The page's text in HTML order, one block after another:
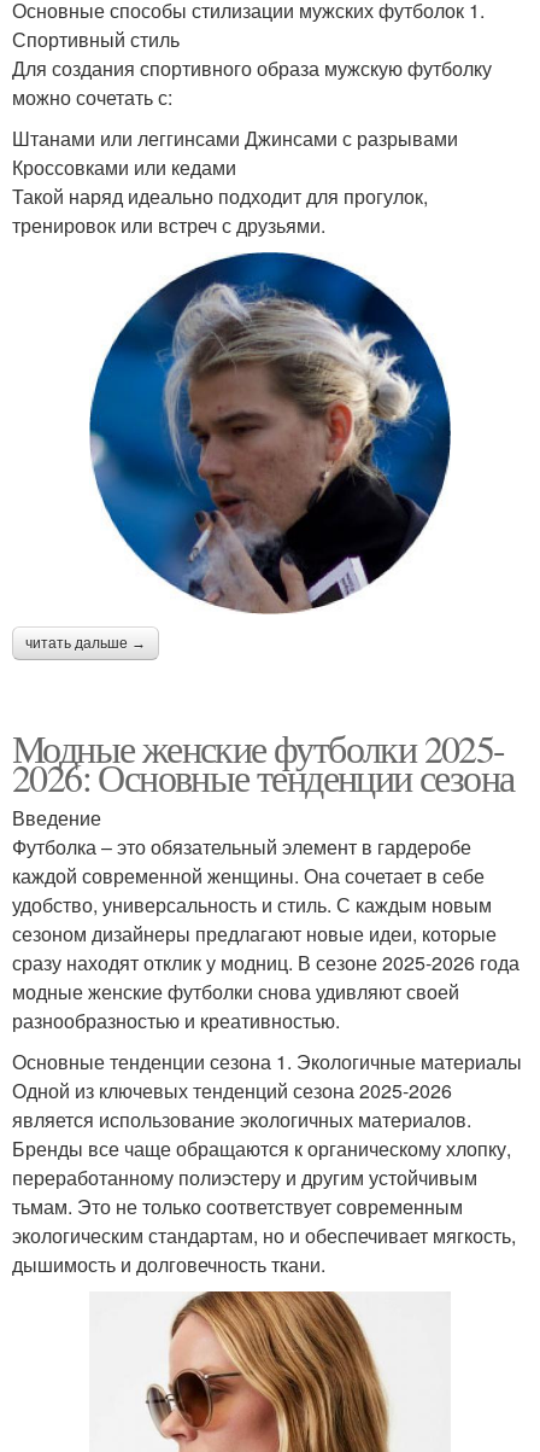
Основные способы стилизации мужских футболок 1.
Спортивный стиль
Для создания спортивного образа мужскую футболку
можно сочетать с:
Штанами или леггинсами Джинсами с разрывами
Кроссовками или кедами
Такой наряд идеально подходит для прогулок,
тренировок или встреч с друзьями.
читать дальше →
Модные женские футболки 2025-
2026: Основные тенденции сезона
Введение
Футболка – это обязательный элемент в гардеробе
каждой современной женщины. Она сочетает в себе
удобство, универсальность и стиль. С каждым новым
сезоном дизайнеры предлагают новые идеи, которые
сразу находят отклик у модниц. В сезоне 2025-2026 года
модные женские футболки снова удивляют своей
разнообразностью и креативностью.
Основные тенденции сезона 1. Экологичные материалы
Одной из ключевых тенденций сезона 2025-2026
является использование экологичных материалов.
Бренды все чаще обращаются к органическому хлопку,
переработанному полиэстеру и другим устойчивым
тьмам. Это не только соответствует современным
экологическим стандартам, но и обеспечивает мягкость,
дышимость и долговечность ткани.